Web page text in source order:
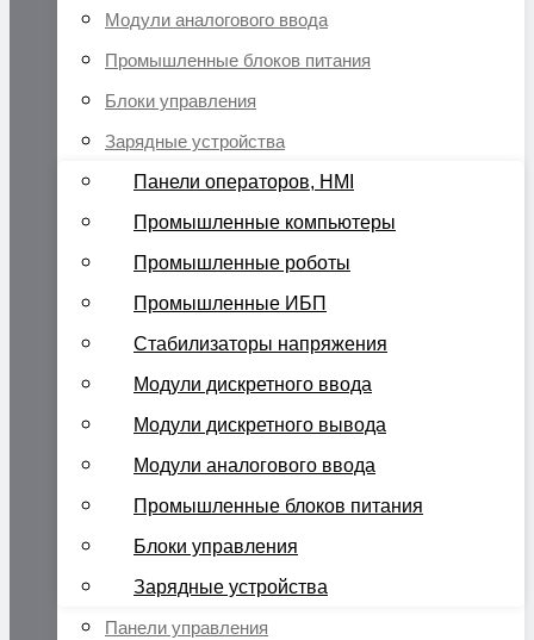
Модули аналогового ввода
Промышленные блоков питания
Блоки управления
Зарядные устройства
Панели операторов, HMI
Промышленные компьютеры
Промышленные роботы
Промышленные ИБП
Стабилизаторы напряжения
Модули дискретного ввода
Модули дискретного вывода
Модули аналогового ввода
Промышленные блоков питания
Блоки управления
Зарядные устройства
Панели управления